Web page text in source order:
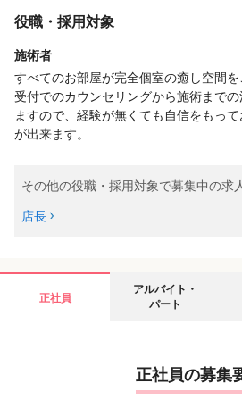
役職・採用対象
施術者
すべてのお部屋が完全個室の癒し空間を
受付でのカウンセリングから施術まで
ますので、経験が無くても自信をもっ
が出来ます。
その他の役職・採用対象で募集中の求
店長
正社員
アルバイト・
パート
正社員の募集